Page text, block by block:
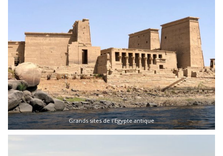
Grands sites de l'Egypte antique